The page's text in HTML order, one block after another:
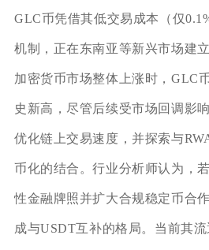
GLC币凭借其低交易成本（仅
机制，正在东南亚等新兴市场建
加密货币市场整体上涨时，GLC
史新高，尽管后续受市场回调影
优化链上交易速度，并探索与
币化的结合。行业分析师认为，
性金融牌照并扩大合规稳定币合
成与USDT互补的格局。当前其流